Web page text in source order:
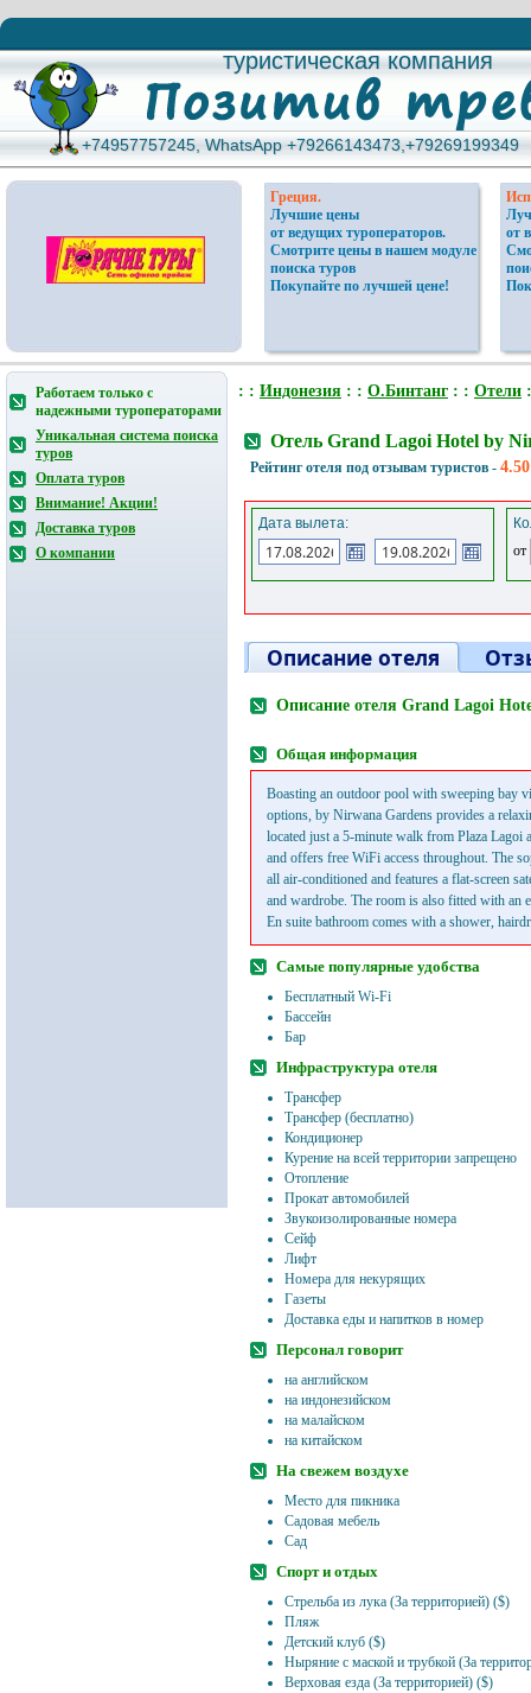
туристическая компания
туристическая компания
+74957757245, WhatsApp +79266143473,+79269199349
+74957757245, WhatsApp +79266143473,+79269199349
Греция.
Лучшие цены
от ведущих туроператоров.
Смотрите цены в нашем модуле
поиска туров
Покупайте по лучшей цене!
от
Работаем только с
надежными туроператорами
Уникальная система поиска
туров
Оплата туров
Внимание! Акции!
Доставка туров
О компании
: : Индонезия : : О.Бинтанг : : Отели
Отель Grand Lagoi Hotel by
Рейтинг отеля под отзывам туристов -
Дата вылета:
от
Описание отеля
Описание отеля Grand Lagoi
Общая информация
Boasting an outdoor pool with sweeping bay
options, by Nirwana Gardens provides a
located just a 5-minute walk from Plaza Lagoi
and offers free WiFi access throughout. The
all air-conditioned and features a flat-screen
and wardrobe. The room is also fitted with an
En suite bathroom comes with a shower,
Самые популярные удобства
Бесплатный Wi-Fi
Бассейн
Бар
Инфраструктура отеля
Трансфер
Трансфер (бесплатно)
Кондиционер
Курение на всей территории запрещено
Отопление
Прокат автомобилей
Звукоизолированные номера
Сейф
Лифт
Номера для некурящих
Газеты
Доставка еды и напитков в номер
Персонал говорит
на английском
на индонезийском
на малайском
на китайском
На свежем воздухе
Место для пикника
Садовая мебель
Сад
Спорт и отдых
Стрельба из лука (За территорией) ($)
Пляж
Детский клуб ($)
Ныряние с маской и трубкой (За
Верховая езда (За территорией) ($)